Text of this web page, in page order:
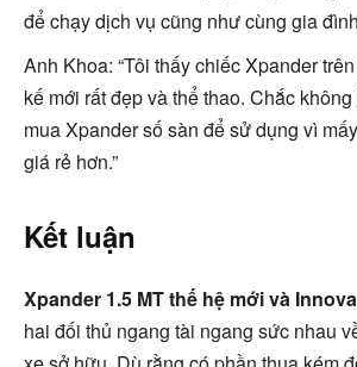
để chạy dịch vụ cũng như cùng gia
Anh Khoa: “Tôi thấy chiếc Xpander
kế mới rất đẹp và thể thao. Chắc
mua Xpander số sàn để sử dụng vì
giá rẻ hơn.”
Kết luận
Xpander 1.5 MT thế hệ mới và
hai đối thủ ngang tài ngang sức nhau